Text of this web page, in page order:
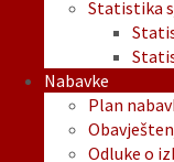
Statistika
Nabavke
Plan
Odluke o